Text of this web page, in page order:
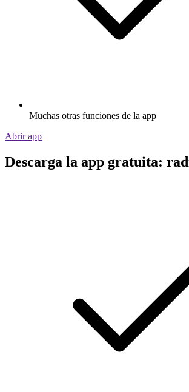
Muchas otras funciones de la app
Abrir app
Descarga la app gratuita: